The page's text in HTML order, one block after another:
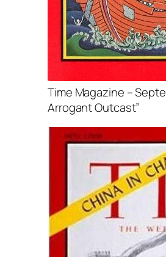
Time Magazine –
Arrogant Outcast”